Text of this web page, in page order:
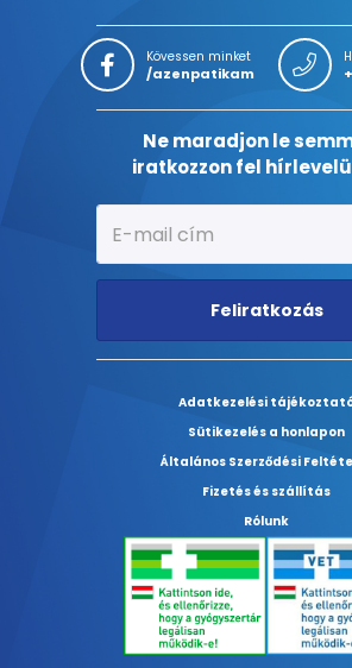
Kövessen minket
/azenpatikam
Ne maradjon le
iratkozzon fel
Feliratkozás
Adatkezelési
Sütikezelés a honlapon
Általános Szerződési
Fizetés és szállítás
Rólunk